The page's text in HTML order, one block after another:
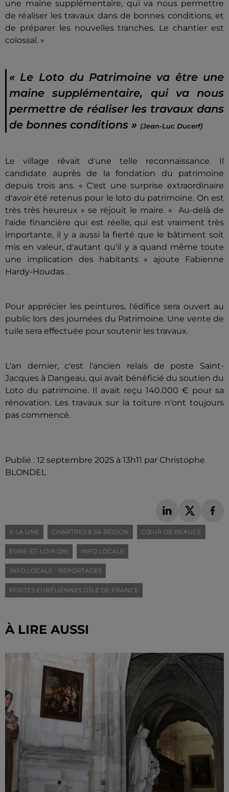
une maine supplémentaire, qui va nous permettre
de réaliser les travaux dans de bonnes conditions, et
de préparer les nouvelles tranches. Le chantier est
colossal. »
« Le Loto du Patrimoine va être une
maine supplémentaire, qui va nous
permettre de réaliser les travaux dans
de bonnes conditions » (Jean-Luc Ducerf)
Le village rêvait d'une telle reconnaissance. Il
candidate auprès de la fondation du patrimoine
depuis trois ans. « C'est une surprise extraordinaire
d'avoir été retenus pour le loto du patrimoine. On est
très très heureux » se réjouit le maire. « Au-delà de
l'aide financière qui est réelle, qui est vraiment très
importante, il y a aussi la fierté que le bâtiment soit
mis en valeur, d'autant qu'il y a quand même toute
une implication des habitants » ajoute Fabienne
Hardy-Houdas .
Pour apprécier les peintures, l'édifice sera ouvert au
public lors des journées du Patrimoine. Une vente de
tuile sera effectuée pour soutenir les travaux.
L'an dernier, c'est l'ancien relais de poste Saint-
Jacques à Dangeau, qui avait bénéficié du soutien du
Loto du patrimoine. Il avait reçu 140.000 € pour sa
rénovation. Les travaux sur la toiture n'ont toujours
pas commencé.
Publié : 12 septembre 2025 à 13h11 par Christophe
BLONDEL
A LA UNE CHARTRES & SA RÉGION CŒUR DE BEAUCE
EURE-ET-LOIR (28) INFO LOCALE
INFO LOCALE - REPORTAGES
PORTES EURÉLIENNES D'ÎLE DE FRANCE
À LIRE AUSSI